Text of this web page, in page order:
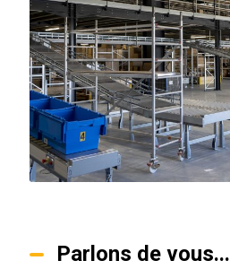
Parlons de vous...